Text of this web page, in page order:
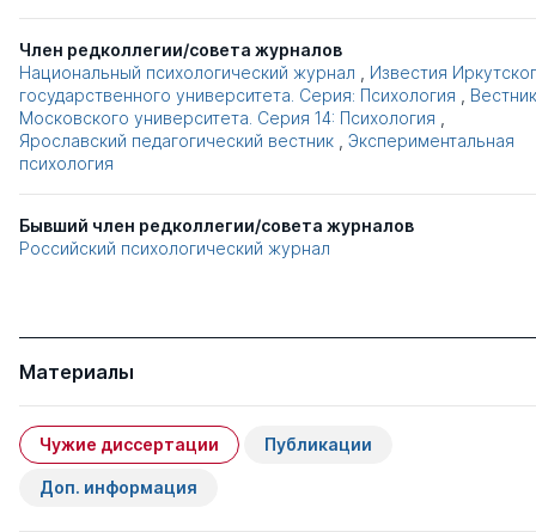
Член редколлегии/совета журналов
Национальный психологический журнал
Известия
государственного университета. Серия: Психология
Вестник
Московского университета. Серия 14: Психология
Ярославский педагогический вестник
Экспериментальная
психология
Бывший член редколлегии/совета журналов
Российский психологический журнал
Материалы
Чужие диссертации Публикации
Доп. информация